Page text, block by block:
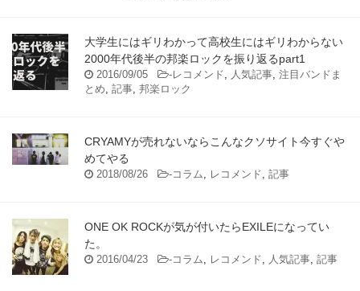
大学生にはギリわかって高校生にはギリわからない
2000年代後半の邦楽ロックを振り返るpart1
2016/09/05 -レコメンド 人気記事 注目バンドま
とめ 記事 邦楽ロック
CRYAMYが売れないならこんなクソサイト今すぐや
めてやる
2018/08/26 -コラム レコメンド 記事
ONE OK ROCKが気が付いたらEXILEになってい
た。
2016/04/23 -コラム レコメンド 人気記事 記事